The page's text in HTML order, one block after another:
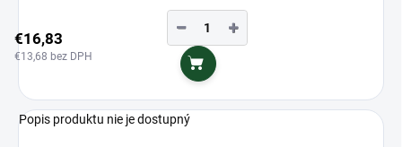
€16,83
€13,68 bez DPH
+
−
Do košíka
Popis produktu nie je dostupný